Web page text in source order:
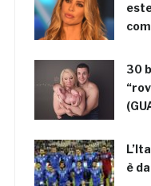
30
è